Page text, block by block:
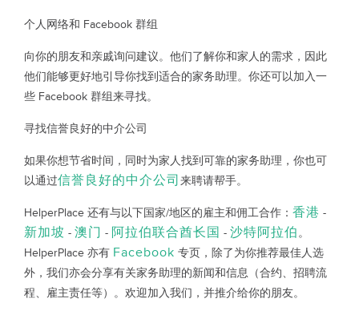
个人网络和 Facebook 群组
向你的朋友和亲戚询问建议。他们了解你和家人的需求，因此
他们能够更好地引导你找到适合的家务助理。你还可以加入一
些 Facebook 群组来寻找。
寻找信誉良好的中介公司
如果你想节省时间，同时为家人找到可靠的家务助理，你也可
以通过信誉良好的中介公司 来聘请帮手。
HelperPlace 还有与以下国家/地区的雇主和佣工合作： 香港 -
新加坡 - 澳门 - 阿拉伯联合酋长国 - 沙特阿拉伯。
HelperPlace 亦有 Facebook 专页，除了为你推荐最佳人选
外，我们亦会分享有关家务助理的新闻和信息（合约、招聘流
程、雇主责任等）。欢迎加入我们，并推介给你的朋友。